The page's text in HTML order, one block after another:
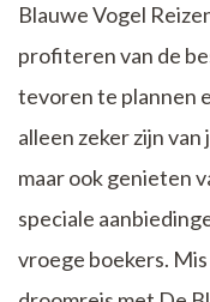
Blauwe Vogel
profiteren van de
tevoren te plannen
alleen zeker zijn
maar ook genieten
speciale
vroege boekers.